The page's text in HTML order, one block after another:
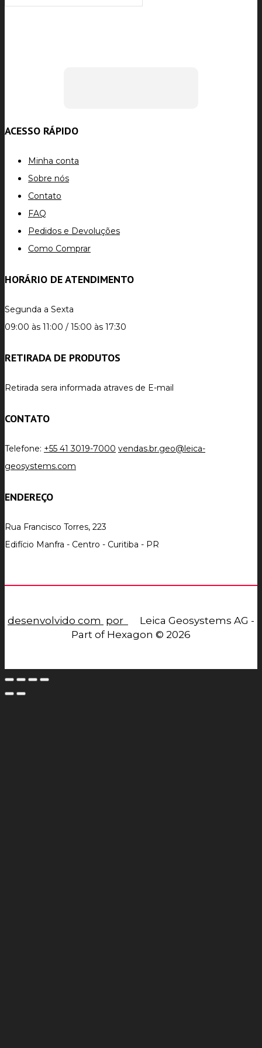
ACESSO RÁPIDO
Minha conta
Sobre nós
Contato
FAQ
Pedidos e Devoluções
Como Comprar
HORÁRIO DE ATENDIMENTO
Segunda a Sexta
09:00 às 11:00 / 15:00 às 17:30
RETIRADA DE PRODUTOS
Retirada sera informada atraves de E-mail
CONTATO
Telefone: +55 41 3019-7000 vendas.br.geo@leica-
geosystems.com
ENDEREÇO
Rua Francisco Torres, 223
Edifício Manfra - Centro - Curitiba - PR
desenvolvido com por
Leica Geosystems AG -
Part of Hexagon © 2026